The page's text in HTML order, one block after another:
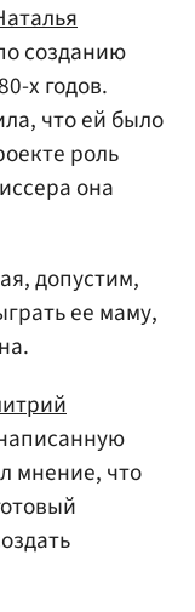
созданию
х годов.
что ей было
роль
она
допустим,
ее маму,
мнение, что